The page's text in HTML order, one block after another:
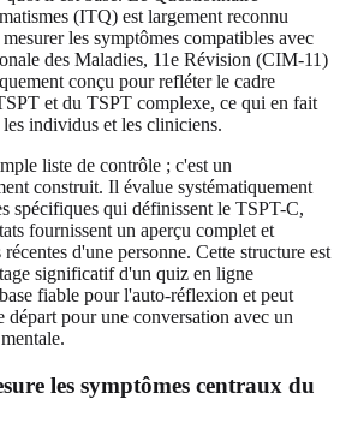
(ITQ) est largement reconnu
les symptômes compatibles avec
des Maladies, 11e Révision (CIM-11)
conçu pour refléter le cadre
et du TSPT complexe, ce qui en fait
individus et les cliniciens.
liste de contrôle ; c'est un
construit. Il évalue systématiquement
spécifiques qui définissent le TSPT-C,
fournissent un aperçu complet et
d'une personne. Cette structure est
significatif d'un quiz en ligne
fiable pour l'auto-réflexion et peut
pour une conversation avec un
les symptômes centraux du